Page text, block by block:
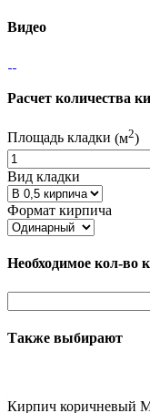
Видео
Расчет количества
Площадь кладки (м2)
Вид кладки
Формат кирпича
Необходимое кол-во
Также выбирают
Кирпич коричневый